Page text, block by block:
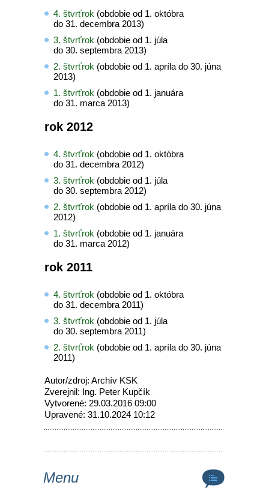
4. štvrťrok (obdobie od 1. októbra
do 31. decembra 2013)
3. štvrťrok (obdobie od 1. júla
do 30. septembra 2013)
2. štvrťrok (obdobie od 1. apríla do 30. júna
2013)
1. štvrťrok (obdobie od 1. januára
do 31. marca 2013)
rok 2012
4. štvrťrok (obdobie od 1. októbra
do 31. decembra 2012)
3. štvrťrok (obdobie od 1. júla
do 30. septembra 2012)
2. štvrťrok (obdobie od 1. apríla do 30. júna
2012)
1. štvrťrok (obdobie od 1. januára
do 31. marca 2012)
rok 2011
4. štvrťrok (obdobie od 1. októbra
do 31. decembra 2011)
3. štvrťrok (obdobie od 1. júla
do 30. septembra 2011)
2. štvrťrok (obdobie od 1. apríla do 30. júna
2011)
Autor/zdroj: Archív KSK
Zverejnil: Ing. Peter Kupčík
Vytvorené: 29.03.2016 09:00
Upravené: 31.10.2024 10:12
Menu